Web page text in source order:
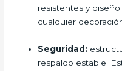
resistentes y
cualquier
Seguridad:
respaldo estable.